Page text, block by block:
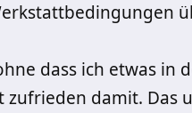
dass ich etwas in
zufrieden damit. Das